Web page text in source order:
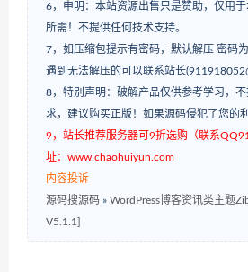
6，申明：本站资源出售只是赞助，仅用
所需！不提供任何技术支持。
7，如压缩包提示有密码，默认解压 密码为
遇到无法解压的可以联系站长
8，特别声明：破解产品仅供参考学习，
求，建议购买正版！如果源码侵犯了您的
9，站长推荐服务器可9折选购（联系
址：www.chaohuiyun.com
内容投诉
源码搜源码 » WordPress博客资讯类主题
V5.1.1]